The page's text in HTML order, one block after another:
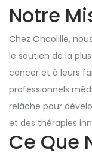
Notre
Chez Oncolille,
le soutien de la
cancer et à leurs
professionnels
relâche pour
et des thérapies
Ce Que